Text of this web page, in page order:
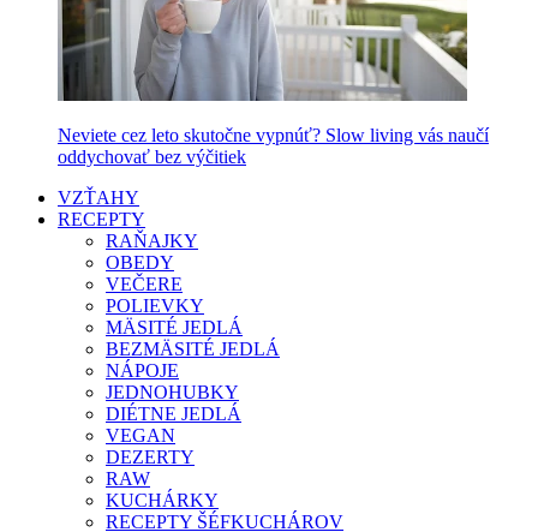
Neviete cez leto skutočne vypnúť? Slow living vás naučí
oddychovať bez výčitiek
VZŤAHY
RECEPTY
RAŇAJKY
OBEDY
VEČERE
POLIEVKY
MÄSITÉ JEDLÁ
BEZMÄSITÉ JEDLÁ
NÁPOJE
JEDNOHUBKY
DIÉTNE JEDLÁ
VEGAN
DEZERTY
RAW
KUCHÁRKY
RECEPTY ŠÉFKUCHÁROV